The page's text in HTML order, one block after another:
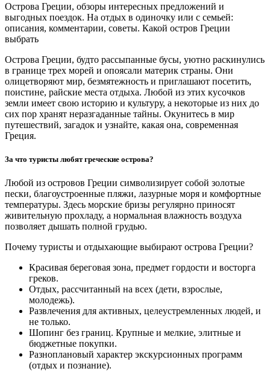
Острова Греции, обзоры интересных предложений и
выгодных поездок. На отдых в одиночку или с семьей:
описания, комментарии, советы. Какой остров Греции
выбрать
Острова Греции, будто рассыпанные бусы, уютно раскинулись
в границе трех морей и опоясали материк страны. Они
олицетворяют мир, безмятежность и приглашают посетить,
поистине, райские места отдыха. Любой из этих кусочков
земли имеет свою историю и культуру, а некоторые из них до
сих пор хранят неразгаданные тайны. Окунитесь в мир
путешествий, загадок и узнайте, какая она, современная
Греция.
За что туристы любят греческие острова?
Любой из островов Греции символизирует собой золотые
пески, благоустроенные пляжи, лазурные моря и комфортные
температуры. Здесь морские бризы регулярно приносят
живительную прохладу, а нормальная влажность воздуха
позволяет дышать полной грудью.
Почему туристы и отдыхающие выбирают острова Греции?
Красивая береговая зона, предмет гордости и восторга
греков.
Отдых, рассчитанный на всех (дети, взрослые,
молодежь).
Развлечения для активных, целеустремленных людей, и
не только.
Шопинг без границ. Крупные и мелкие, элитные и
бюджетные покупки.
Разноплановый характер экскурсионных программ
(отдых и познание).